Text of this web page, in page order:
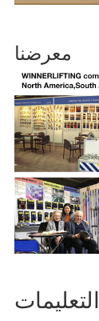
معرضنا
التعليمات